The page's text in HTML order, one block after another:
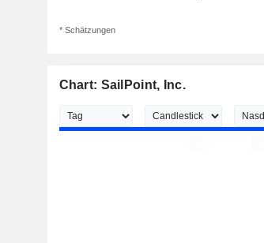
* Schätzungen
Chart: SailPoint, Inc.